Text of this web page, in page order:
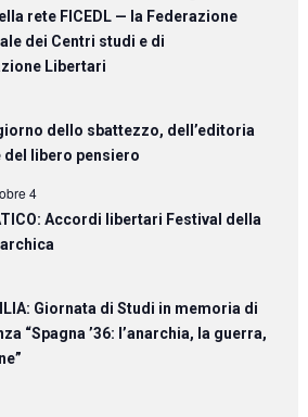
rete FICEDL — la Federazione
dei Centri studi e di
Libertari
dello sbattezzo, dell’editoria
del libero pensiero
4
Accordi libertari Festival della
Giornata di Studi in memoria di
“Spagna ’36: l’anarchia, la guerra,